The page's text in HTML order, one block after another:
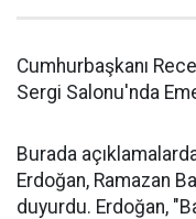
Cumhurbaşkanı
Sergi Salonu'nda
Burada
Erdoğan, Ramazan
duyurdu. Erdoğan,